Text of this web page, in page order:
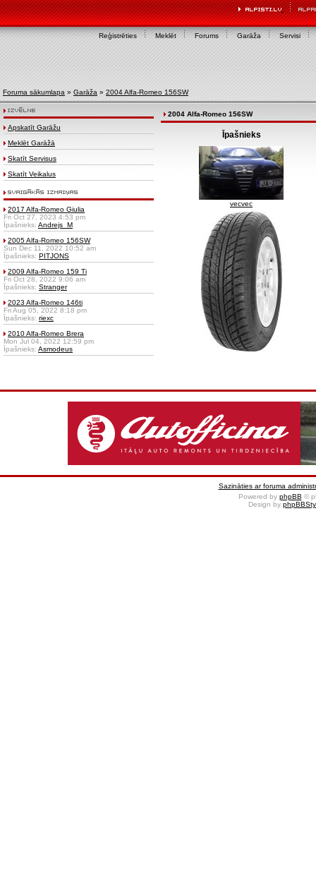
Reģistrēties Meklēt Forums Garāža Servisi
Foruma sākumlapa » Garāža » 2004 Alfa-Romeo 156SW
Apskatīt Garāžu
Meklēt Garāžā
Skatīt Servisus
Skatīt Veikalus
2017 Alfa-Romeo Giulia
Fri Oct 27, 2023 4:53 pm
Īpašnieks: Andrejs_M
2005 Alfa-Romeo 156SW
Sun Dec 11, 2022 10:52 am
Īpašnieks: PITJONS
2009 Alfa-Romeo 159 Ti
Fri Oct 28, 2022 9:06 am
Īpašnieks: Stranger
2023 Alfa-Romeo 146ti
Fri Aug 05, 2022 8:18 pm
Īpašnieks: riexc
2010 Alfa-Romeo Brera
Mon Jul 04, 2022 12:59 pm
Īpašnieks: Asmodeus
2004 Alfa-Romeo 156SW
Īpašnieks
vecvec
Sazināties ar foruma
Powered by phpBB ©
Design by